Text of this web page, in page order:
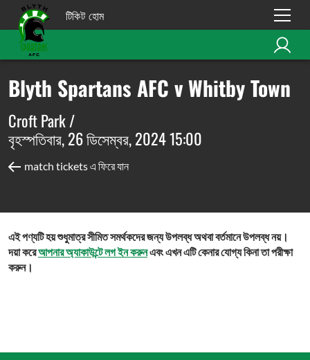
টিকিট হোম
Blyth Spartans AFC v Whitby Town
Croft Park /
বৃহস্পতিবার, 26 ডিসেম্বর, 2024 15:00
match tickets এ ফিরে যান
এই পণ্যটি হয় শুধুমাত্র সীমিত সমর্থকদের জন্য উপলব্ধ অথবা বর্তমানে উপলব্ধ নয়।
দয়া করেআপনার অ্যাকাউন্টে লগ ইন করুনএবং এখন এটি কেনার যোগ্য কিনা তা পরীক্ষা
করুন।